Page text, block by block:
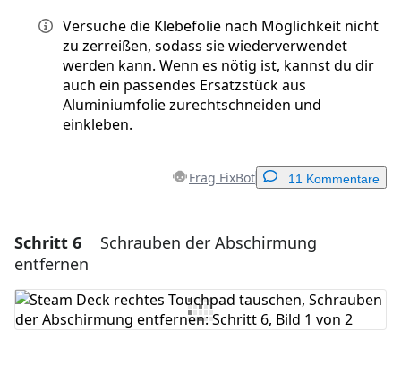
Versuche die Klebefolie nach Möglichkeit nicht
zu zerreißen, sodass sie wiederverwendet
werden kann. Wenn es nötig ist, kannst du dir
auch ein passendes Ersatzstück aus
Aluminiumfolie zurechtschneiden und
einkleben.
Frag FixBot 11 Kommentare
Einen Kommentar hinzufügen
Kommentar hinzufügen
Schritt 6
Schrauben der Abschirmung
entfernen